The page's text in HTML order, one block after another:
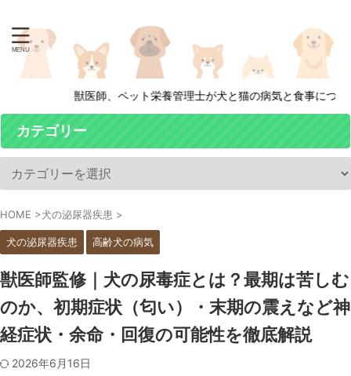
獣医師、ペット栄養管理士が犬と猫の病気と食事について徹底
カテゴリー
HOME >犬の泌尿器疾患 >
犬の泌尿器疾患 高齢犬の病気
獣医師監修｜犬の尿毒症とは？最期は苦しむ
のか、初期症状（匂い）・末期の震えなど神
経症状・余命・回復の可能性を徹底解説
2026年6月16日